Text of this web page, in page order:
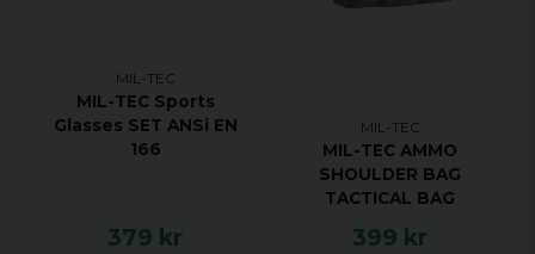
MIL-TEC
MIL-TEC Sports
Glasses SET ANSi EN
166
379 kr
MIL-TEC
MIL-TEC AMMO
SHOULDER BAG
TACTICAL BAG
399 kr